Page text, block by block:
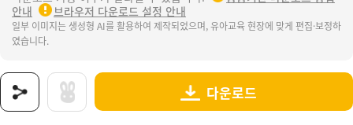
안내
브라우저 다운로드 설정 안내
일부 이미지는 생성형 AI를 활용하여 제작되었으며, 유아교육 현장에 맞게 편집·보정하
였습니다.
다운로드